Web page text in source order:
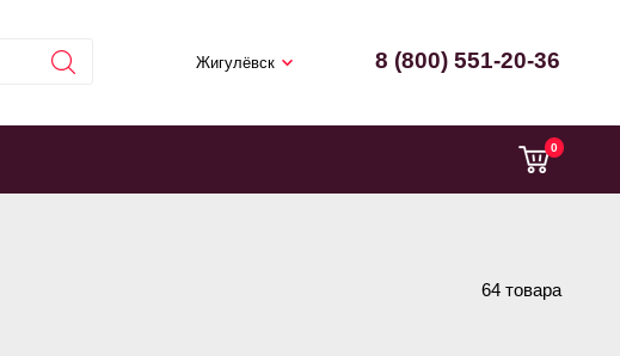
Жигулёвск 8 (800) 551-20-36
0
64 товара